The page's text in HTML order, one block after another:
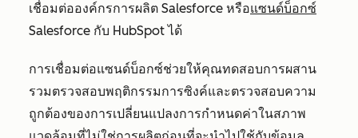
เชื่อมต่อองค์กรการผลิต Salesforce หรือแซนด์บ็อกซ์
Salesforce กับ HubSpot ได้
การเชื่อมต่อแซนด์บ็อกซ์ช่วยให้คุณทดสอบการผสาน
รวมตรวจสอบพฤติกรรมการซิงค์และตรวจสอบความ
ถูกต้องของการเปลี่ยนแปลงการกำหนดค่าในสภาพ